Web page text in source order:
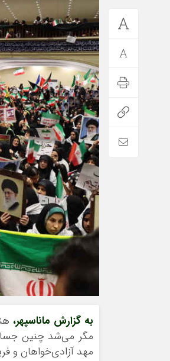
*فرهنگی
ایثار و شهادت
دفاع مقدس
به گزارش ماناسپهر،
مگر می‌شد چنین
مهد آزادی‌خواهان و